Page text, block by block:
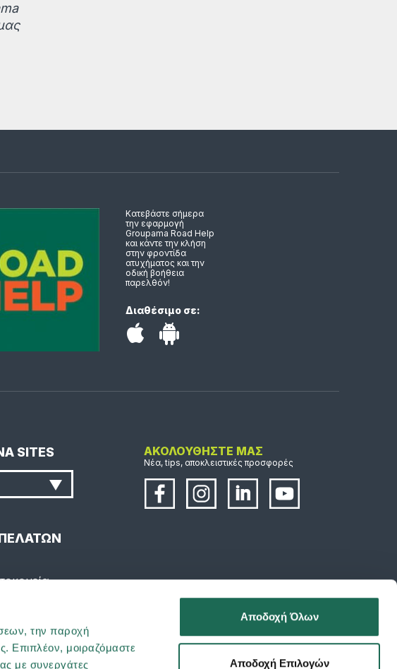
την παροχή
Επιπλέον, μοιραζόμαστε
με συνεργάτες
Αποδοχή Όλων
Αποδοχή Επιλογών
Κατεβάστε σήμερα
την εφαρμογή
Groupama Road Help
και κάντε την κλήση
στην φροντίδα
ατυχήματος και την
οδική βοήθεια
παρελθόν!
Διαθέσιμο σε:
SITES ΑΚΟΛΟΥΘΗΣΤΕ ΜΑΣ
Νέα, tips, αποκλειστικές προσφορές